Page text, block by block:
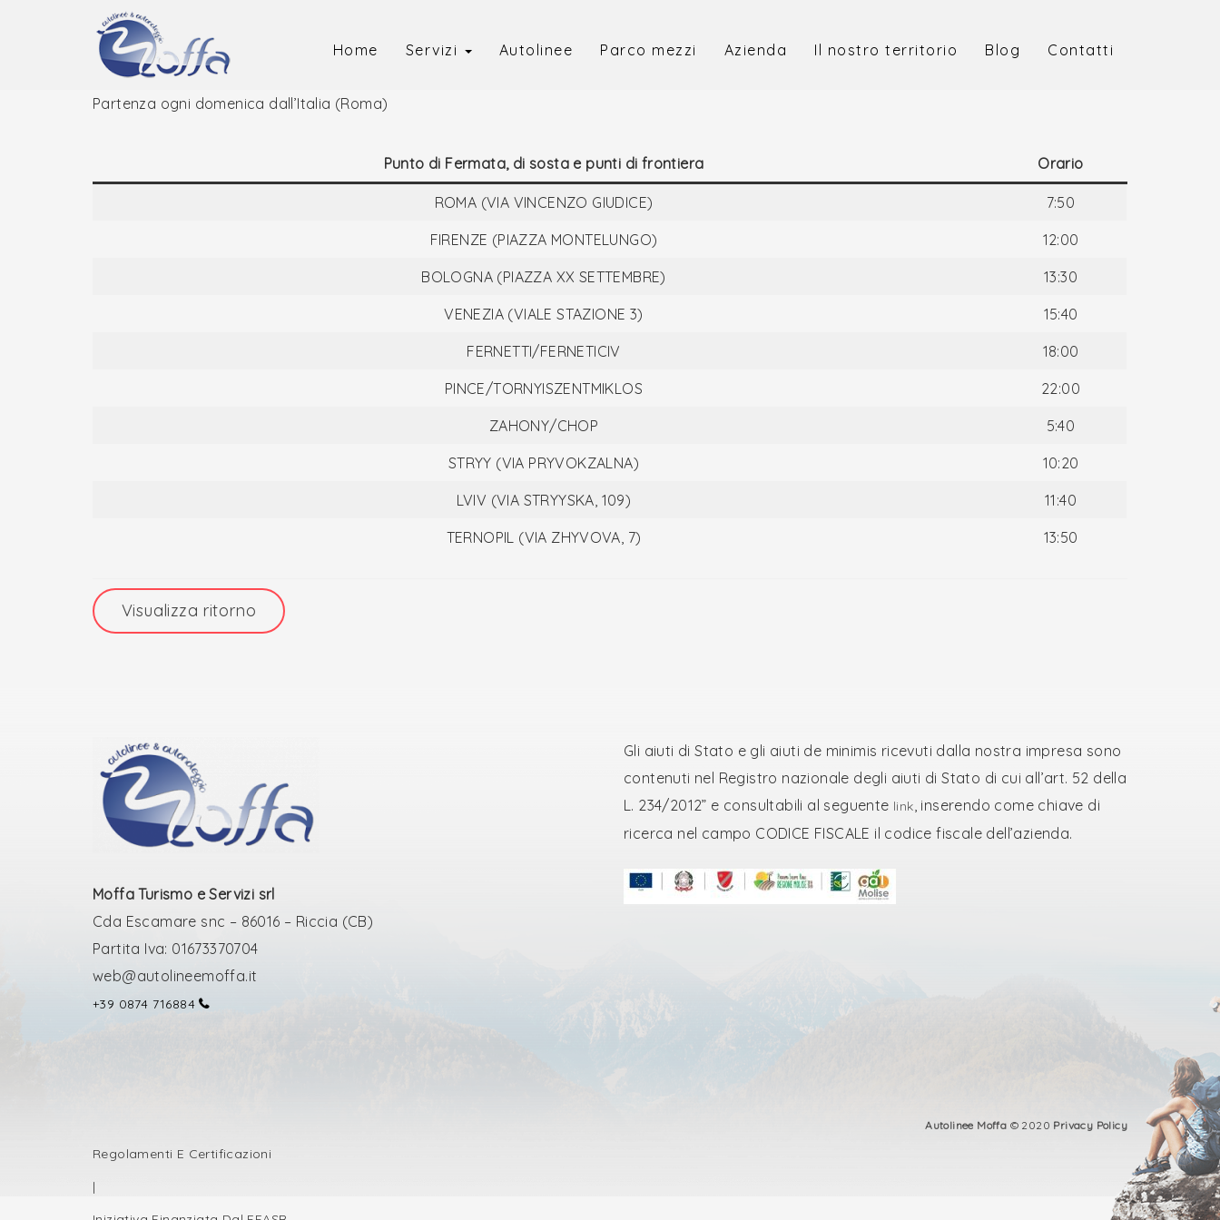
Home Servizi Autolinee Parco mezzi Azienda Il nostro territorio Blog Contatti
Partenza ogni domenica dall’Italia (Roma)
Punto di Fermata, di sosta e punti di frontiera Orario
ROMA (VIA VINCENZO GIUDICE) 7:50
FIRENZE (PIAZZA MONTELUNGO) 12:00
BOLOGNA (PIAZZA XX SETTEMBRE) 13:30
VENEZIA (VIALE STAZIONE 3) 15:40
FERNETTI/FERNETICIV 18:00
PINCE/TORNYISZENTMIKLOS 22:00
ZAHONY/CHOP 5:40
STRYY (VIA PRYVOKZALNA) 10:20
LVIV (VIA STRYYSKA, 109) 11:40
TERNOPIL (VIA ZHYVOVA, 7) 13:50
Visualizza ritorno
Moffa Turismo e Servizi srl
Cda Escamare snc – 86016 – Riccia (CB)
Partita Iva: 01673370704
web@autolineemoffa.it
+39 0874 716884
Gli aiuti di Stato e gli aiuti de minimis ricevuti dalla nostra impresa sono
contenuti nel Registro nazionale degli aiuti di Stato di cui all’art. 52 della
L. 234/2012” e consultabili al seguente link, inserendo come chiave di
ricerca nel campo CODICE FISCALE il codice fiscale dell’azienda.
Autolinee Moffa © 2020 Privacy Policy
Regolamenti E Certificazioni
|